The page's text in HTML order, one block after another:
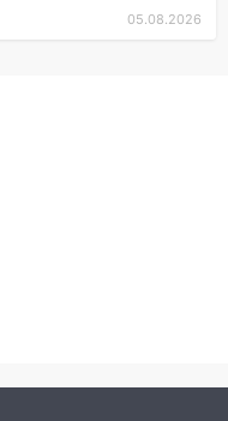
более 3
кражей:
с карты
области
машину»,
530
05.08.2026